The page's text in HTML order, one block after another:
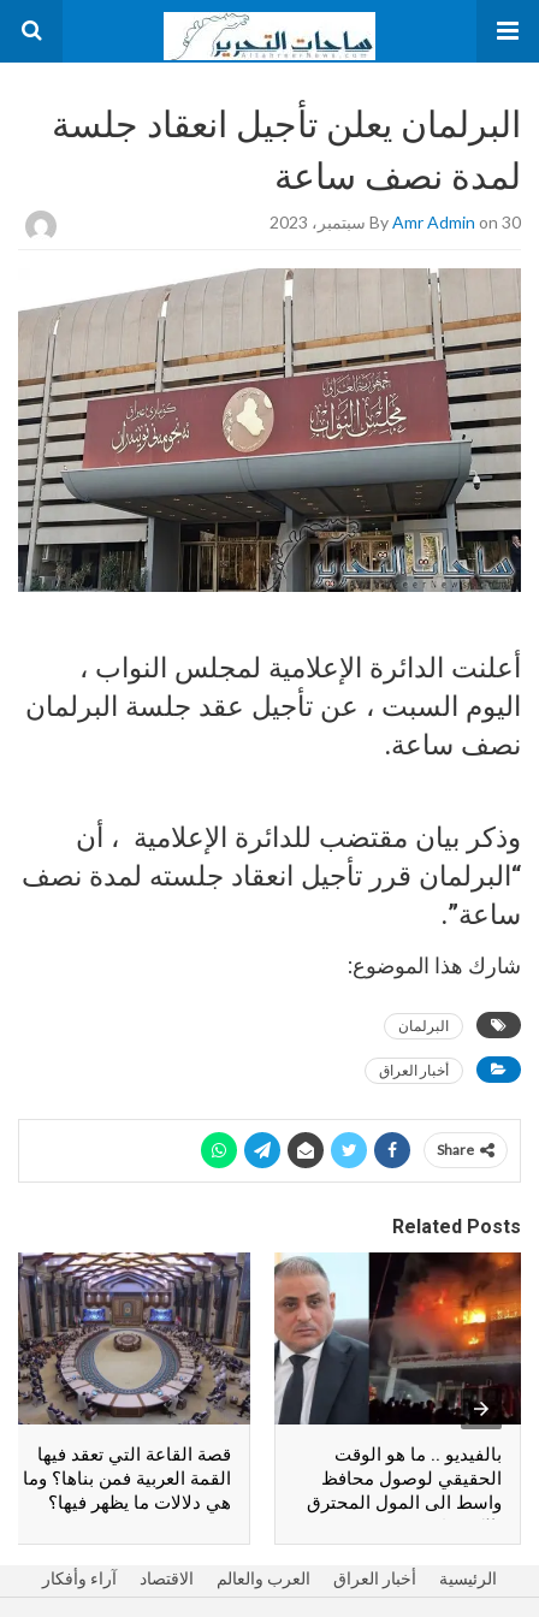
البرلمان يعلن تأجيل انعقاد جلسة
لمدة نصف ساعة
ByAmr Admin on 30 سبتمبر، 2023
أعلنت الدائرة الإعلامية لمجلس النواب ،
اليوم السبت ، عن تأجيل عقد جلسة البرلمان
نصف ساعة.
وذكر بيان مقتضب للدائرة الإعلامية ، أن
“البرلمان قرر تأجيل انعقاد جلسته لمدة نصف
ساعة”.
شارك هذا الموضوع:
البرلمان
أخبار العراق
Share
Related Posts
بالفيديو .. ما هو الوقت
الحقيقي لوصول محافظ
واسط الى المول المحترق
بالكوت؟
قصة القاعة التي تعقد فيها
القمة العربية فمن بناها؟ وما
هي دلالات ما يظهر فيها؟
الرئيسية أخبار العراق العرب والعالم الاقتصاد آراء وأفكار